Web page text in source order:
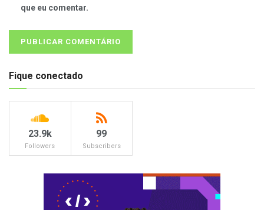
que eu comentar.
Fique conectado
23.9k
Followers
99
Subscribers